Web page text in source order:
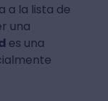
a la lista de
una
es una